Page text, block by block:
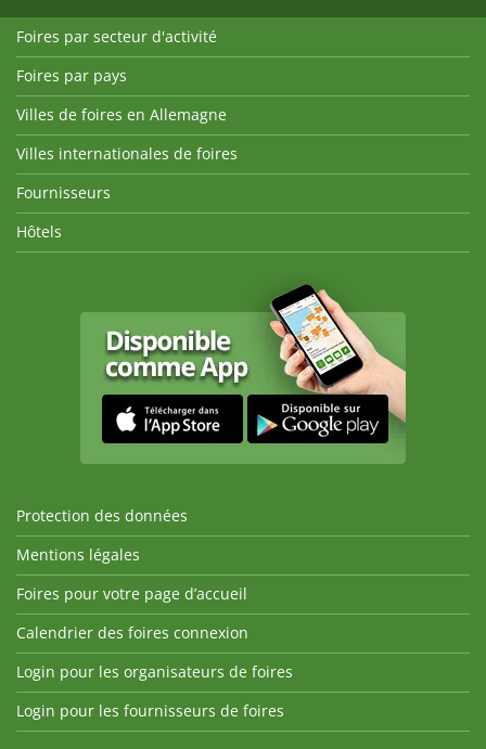
Foires par secteur d'activité
Foires par pays
Villes de foires en Allemagne
Villes internationales de foires
Fournisseurs
Hôtels
Protection des données
Mentions légales
Foires pour votre page d’accueil
Calendrier des foires connexion
Login pour les organisateurs de foires
Login pour les fournisseurs de foires